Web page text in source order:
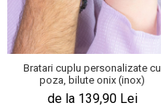
Bratari cuplu personalizate cu
poza, bilute onix (inox)
de la 139,90 Lei